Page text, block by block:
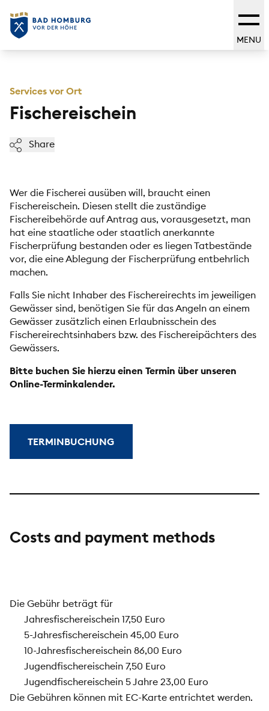
MENU
Services vor Ort
Fischereischein
Share
Wer die Fischerei ausüben will, braucht einen
Fischereischein. Diesen stellt die zuständige
Fischereibehörde auf Antrag aus, vorausgesetzt, man
hat eine staatliche oder staatlich anerkannte
Fischerprüfung bestanden oder es liegen Tatbestände
vor, die eine Ablegung der Fischerprüfung entbehrlich
machen.
Falls Sie nicht Inhaber des Fischereirechts im jeweiligen
Gewässer sind, benötigen Sie für das Angeln an einem
Gewässer zusätzlich einen Erlaubnisschein des
Fischereirechtsinhabers bzw. des Fischereipächters des
Gewässers.
Bitte buchen Sie hierzu einen Termin über unseren
Online-Terminkalender.
TERMINBUCHUNG
Costs and payment methods
Die Gebühr beträgt für
Jahresfischereischein 17,50 Euro
5-Jahresfischereischein 45,00 Euro
10-Jahresfischereischein 86,00 Euro
Jugendfischereischein 7,50 Euro
Jugendfischereischein 5 Jahre 23,00 Euro
Die Gebühren können mit EC-Karte entrichtet werden.